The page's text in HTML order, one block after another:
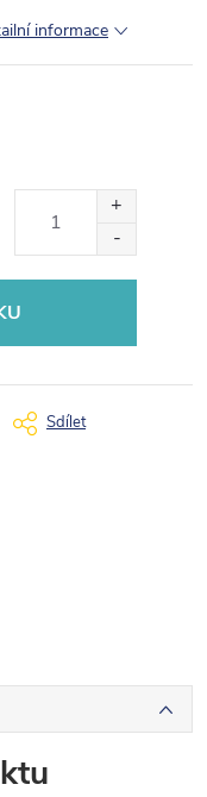
informace
Sdílet